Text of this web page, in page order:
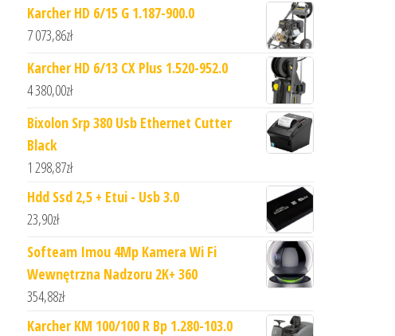
Karcher HD 6/15 G 1.187-900.0
7 073,86zł
Karcher HD 6/13 CX Plus 1.520-952.0
4 380,00zł
Bixolon Srp 380 Usb Ethernet Cutter
Black
1 298,87zł
Hdd Ssd 2,5 + Etui - Usb 3.0
23,90zł
Softeam Imou 4Mp Kamera Wi Fi
Wewnętrzna Nadzoru 2K+ 360
354,88zł
Karcher KM 100/100 R Bp 1.280-103.0